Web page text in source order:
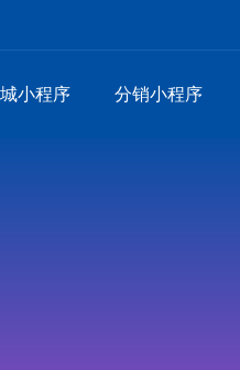
小程序 分销小程序